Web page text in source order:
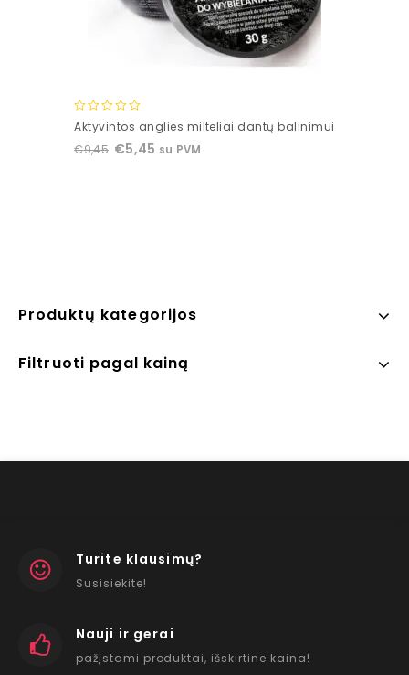
0
of
Aktyvintos anglies milteliai dantų balinimui
€9,45 €5,45 su PVM
Produktų kategorijos
Filtruoti pagal kainą
Turite klausimų?
Susisiekite!
Nauji ir gerai
pažįstami produktai, išskirtine kaina!